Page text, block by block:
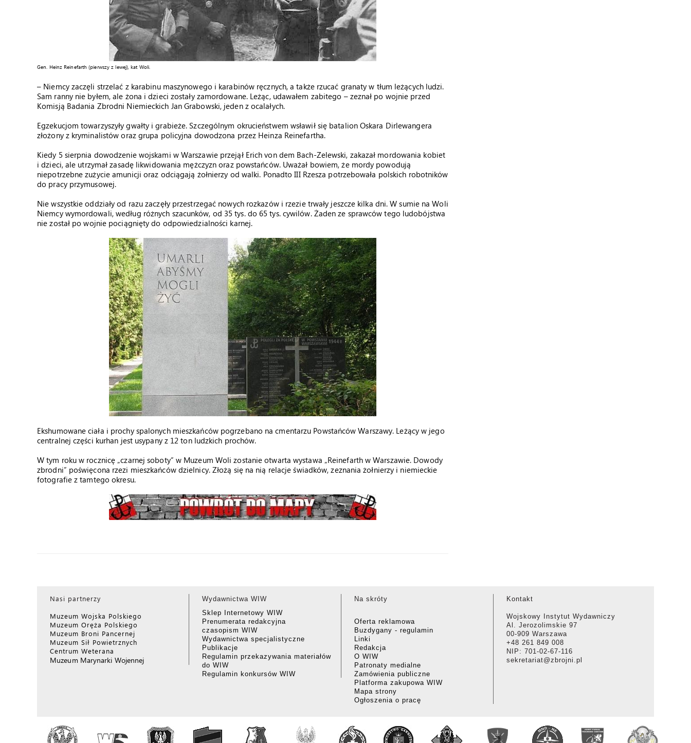
Gen. Heinz Reinefarth (pierwszy z lewej), kat Woli.
– Niemcy zaczęli strzelać z karabinu maszynowego i karabinów ręcznych, a także rzucać granaty w tłum leżących ludzi.
Sam ranny nie byłem, ale żona i dzieci zostały zamordowane. Leżąc, udawałem zabitego – zeznał po wojnie przed
Komisją Badania Zbrodni Niemieckich Jan Grabowski, jeden z ocalałych.
Egzekucjom towarzyszyły gwałty i grabieże. Szczególnym okrucieństwem wsławił się batalion Oskara Dirlewangera
złożony z kryminalistów oraz grupa policyjna dowodzona przez Heinza Reinefartha.
Kiedy 5 sierpnia dowodzenie wojskami w Warszawie przejął Erich von dem Bach-Zelewski, zakazał mordowania kobiet
i dzieci, ale utrzymał zasadę likwidowania mężczyzn oraz powstańców. Uważał bowiem, że mordy powodują
niepotrzebne zużycie amunicji oraz odciągają żołnierzy od walki. Ponadto III Rzesza potrzebowała polskich robotników
do pracy przymusowej.
Nie wszystkie oddziały od razu zaczęły przestrzegać nowych rozkazów i rzezie trwały jeszcze kilka dni. W sumie na Woli
Niemcy wymordowali, według różnych szacunków, od 35 tys. do 65 tys. cywilów. Żaden ze sprawców tego ludobójstwa
nie został po wojnie pociągnięty do odpowiedzialności karnej.
Ekshumowane ciała i prochy spalonych mieszkańców pogrzebano na cmentarzu Powstańców Warszawy. Leżący w jego
centralnej części kurhan jest usypany z 12 ton ludzkich prochów.
W tym roku w rocznicę „czarnej soboty” w Muzeum Woli zostanie otwarta wystawa „Reinefarth w Warszawie. Dowody
zbrodni” poświęcona rzezi mieszkańców dzielnicy. Złożą się na nią relacje świadków, zeznania żołnierzy i niemieckie
fotografie z tamtego okresu.
Nasi partnerzy
Muzeum Wojska Polskiego
Muzeum Oręża Polskiego
Muzeum Broni Pancernej
Muzeum Sił Powietrznych
Centrum Weterana
Muzeum Marynarki Wojennej
Wydawnictwa WIW
Sklep Internetowy WIW
Prenumerata redakcyjna
czasopism WIW
Wydawnictwa specjalistyczne
Publikacje
Regulamin przekazywania materiałów
do WIW
Regulamin konkursów WIW
Na skróty
Oferta reklamowa
Buzdygany - regulamin
Linki
Redakcja
O WIW
Patronaty medialne
Zamówienia publiczne
Platforma zakupowa WIW
Mapa strony
Ogłoszenia o pracę
Kontakt
Wojskowy Instytut Wydawniczy
Al. Jerozolimskie 97
00-909 Warszawa
+48 261 849 008
NIP: 701-02-67-116
sekretariat@zbrojni.pl